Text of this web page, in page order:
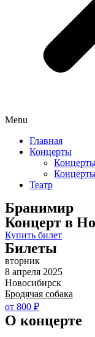
Menu
Главная
Концерты
Театр
Бранимир
Концерт в
Купить билет
Билеты
вторник
8 апреля 2025
Новосибирск
Бродячая собака
от 800 ₽
О концерте